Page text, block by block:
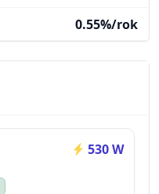
0.55%/rok
530 W